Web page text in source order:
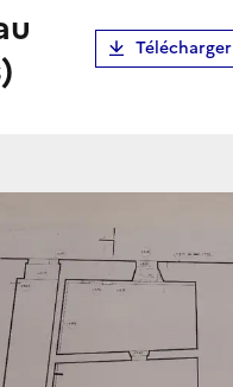
Télécharger